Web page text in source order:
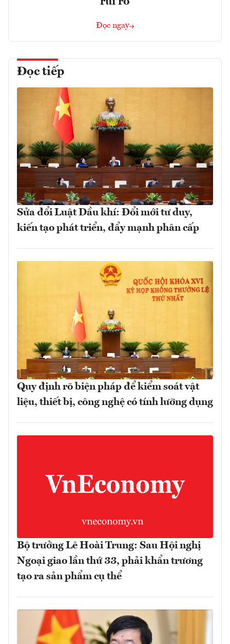
Đọc ngay
Đọc tiếp
Sửa đổi Luật Dầu khí: Đổi mới tư duy,
kiến tạo phát triển, đẩy mạnh phân cấp
Quy định rõ biện pháp để kiểm soát vật
liệu, thiết bị, công nghệ có tính lưỡng dụng
Bộ trưởng Lê Hoài Trung: Sau Hội nghị
Ngoại giao lần thứ 33, phải khẩn trương
tạo ra sản phẩm cụ thể